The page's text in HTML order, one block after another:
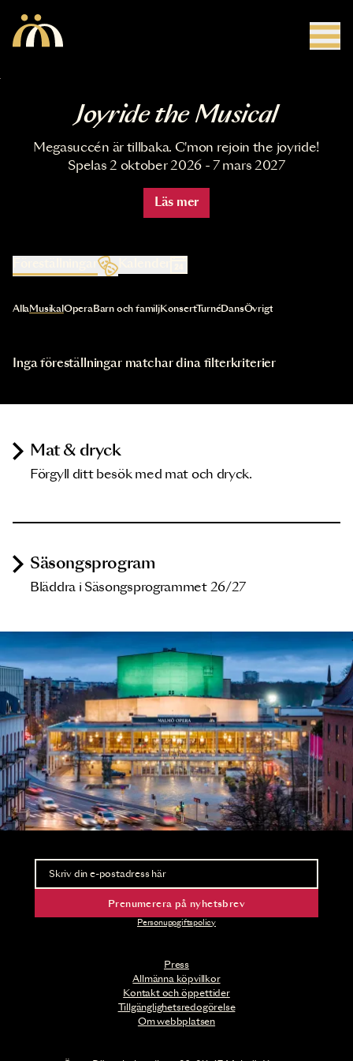
Joyride the Musical
Megasuccén är tillbaka. C'mon rejoin the joyride!
Spelas 2 oktober 2026 - 7 mars 2027
Läs mer
Kalender
Val av kategori uppdaterar innehållet automatiskt
AllaMusikal OperaBarn och familjKonsertTurnéDansÖvrigt
Inga föreställningar matchar dina filterkriterier
Mat & dryck
Förgyll ditt besök med mat och dryck.
Säsongsprogram
Bläddra i Säsongsprogrammet 26/27
Press
Allmänna köpvillkor
Kontakt och öppettider
Tillgänglighetsredogörelse
Om webbplatsen
Nyhetsbrev
Ta del av förhandsinformation och biljettsläpp.
Prenumerera på nyhetsbrev
Personuppgiftspolicy